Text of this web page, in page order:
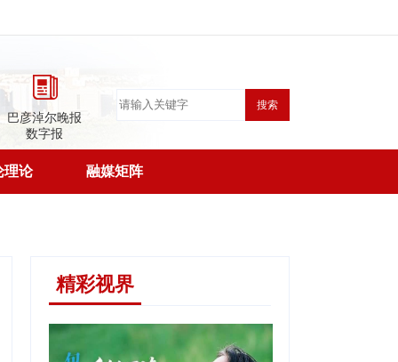
巴彦淖尔晚报
数字报
搜索
理论 融媒矩阵
精彩视界